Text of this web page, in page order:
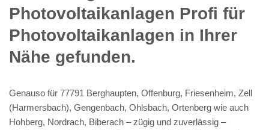
Photovoltaikanlagen Profi für
Photovoltaikanlagen in Ihrer
Nähe gefunden.
Genauso für 77791 Berghaupten, Offenburg, Friesenheim, Zell
(Harmersbach), Gengenbach, Ohlsbach, Ortenberg wie auch
Hohberg, Nordrach, Biberach – zügig und zuverlässig –